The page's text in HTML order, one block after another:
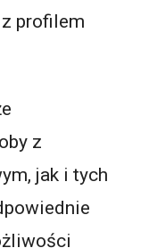
profilem
z
jak i tych